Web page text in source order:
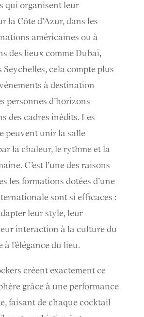
qui organisent leur
la Côte d’Azur, dans les
américaines ou à
des lieux comme Dubaï,
Seychelles, cela compte plus
à destination
personnes d’horizons
des cadres inédits. Les
peuvent unir la salle
la chaleur, le rythme et la
C’est l’une des raisons
les formations dotées d’une
sont si efficaces :
leur style, leur
interaction à la culture du
à l’élégance du lieu.
créent exactement ce
grâce à une performance
faisant de chaque cocktail